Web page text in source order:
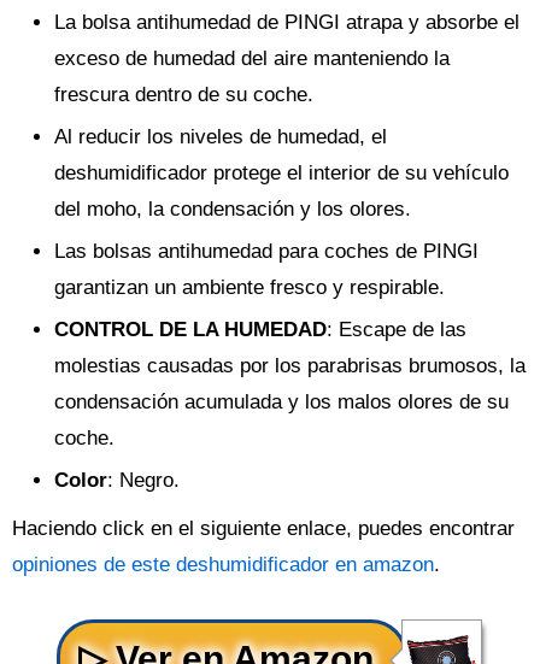
La bolsa antihumedad de PINGI atrapa y absorbe el
exceso de humedad del aire manteniendo la
frescura dentro de su coche.
Al reducir los niveles de humedad, el
deshumidificador protege el interior de su vehículo
del moho, la condensación y los olores.
Las bolsas antihumedad para coches de PINGI
garantizan un ambiente fresco y respirable.
CONTROL DE LA HUMEDAD: Escape de las
molestias causadas por los parabrisas brumosos, la
condensación acumulada y los malos olores de su
coche.
Color: Negro.
Haciendo click en el siguiente enlace, puedes encontrar
opiniones de este deshumidificador en amazon.